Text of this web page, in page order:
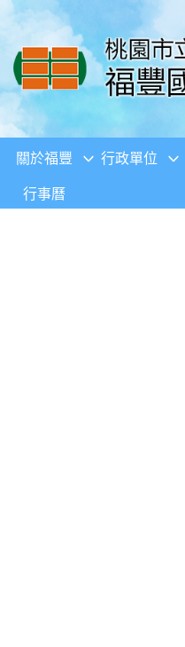
移至網頁之主要內容區位置
關於福豐 行政單位
行事曆